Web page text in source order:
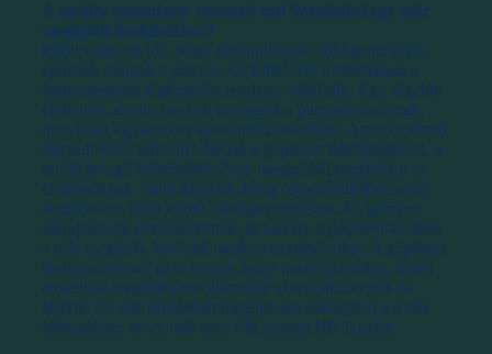
A facility menedzser mennyit tud hozzáadni egy már
megépült irodaházhoz?
Eljött végre az idő, hogy elmondhatjuk: többgenerációs
épületek vannak a piacon. Az Eiffel Tér irodaházban a
legmodernebb légkezelési rendszer működik. Egy régebbi
épületnél, ahol a fan-coil egységek a parapeten vannak,
nem lehet ugyan ezt a komfortérzetet elérni. Az üzemeltető
mit tud ebből kihozni? Játszik a gépészet lehetőségeivel, a
befújt levegő hőmérsékletével, megpróbál megfelelni az
elvárásoknak. Nem könnyű, főleg olyan épületben, ahol
ablakot sem lehet nyitni, és régi a rendszer. Az igényes
tulajdonosok ezt észrevették, és bizony fejleszteni kezdték
a már meglévő, kevésbé modern irodaházaikat. A gépészet
mellett azonban az is fontos, hogy hasonló módon, üzleti
etikettnek megfelelően öltözzünk az irodákban nők és
férfiak. Ez sok problémát megoldana, különösen a nyári
időszakban, de ez már nem PM hanem HR feladat.